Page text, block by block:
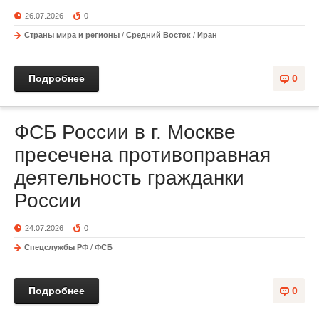
26.07.2026 0
Страны мира и регионы / Средний Восток / Иран
0
Подробнее
ФСБ России в г. Москве
пресечена противоправная
деятельность гражданки
России
24.07.2026 0
Спецслужбы РФ / ФСБ
0
Подробнее